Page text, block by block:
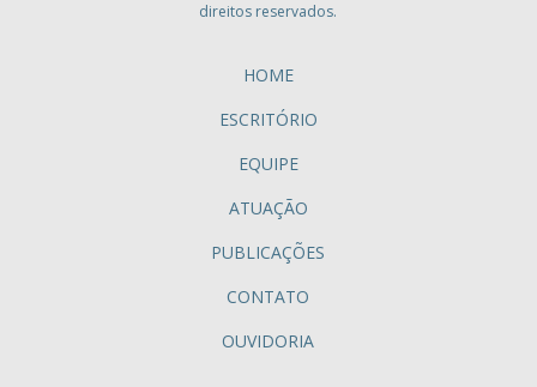
direitos reservados.
HOME
ESCRITÓRIO
EQUIPE
ATUAÇÃO
PUBLICAÇÕES
CONTATO
OUVIDORIA